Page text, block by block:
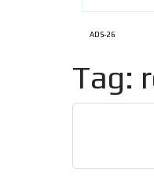
ADS-26
Tag: